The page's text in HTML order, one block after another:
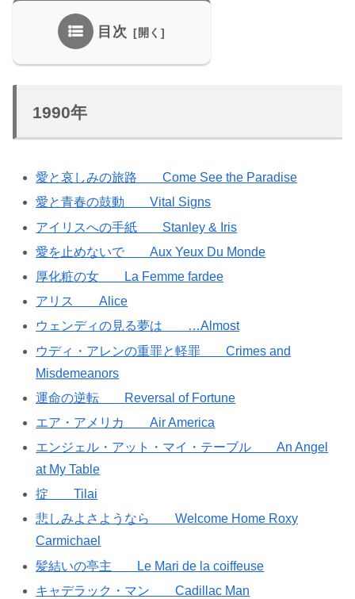
目次
1990年
愛と哀しみの旅路 Come See the Paradise
愛と青春の鼓動 Vital Signs
アイリスへの手紙 Stanley & Iris
愛を止めないで Aux Yeux Du Monde
厚化粧の女 La Femme fardee
アリス Alice
ウェンディの見る夢は …Almost
ウディ・アレンの重罪と軽罪 Crimes and
Misdemeanors
運命の逆転 Reversal of Fortune
エア・アメリカ Air America
エンジェル・アット・マイ・テーブル An Angel
at My Table
掟 Tilai
悲しみよさようなら Welcome Home Roxy
Carmichael
髪結いの亭主 Le Mari de la coiffeuse
キャデラック・マン Cadillac Man